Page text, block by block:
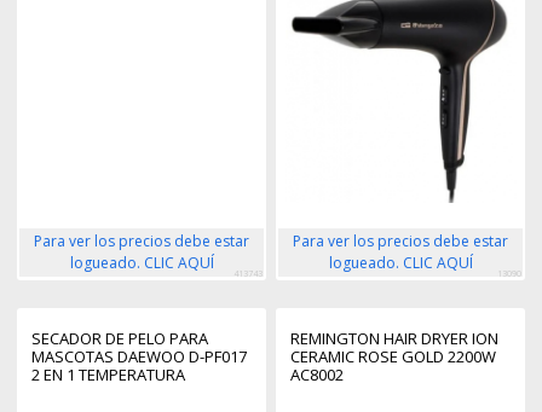
Para ver los precios debe estar
logueado. CLIC AQUÍ
413743
Para ver los precios debe estar
logueado. CLIC AQUÍ
13090
SECADOR DE PELO PARA
MASCOTAS DAEWOO D-PF017
2 EN 1 TEMPERATURA
REMINGTON HAIR DRYER ION
CERAMIC ROSE GOLD 2200W
AC8002